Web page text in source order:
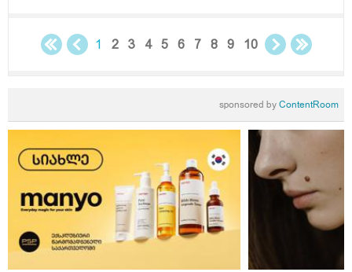
1 2 3 4 5 6 7 8 9 10
sponsored byContentRoom